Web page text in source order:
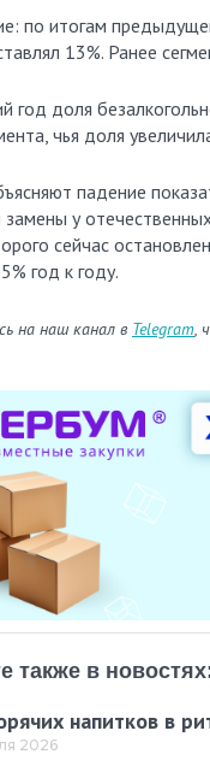
по итогам
13%. Ранее
год доля
чья доля
падение
у
сейчас
год к году.
на наш канал в Telegram,
также в
напитков в
2026